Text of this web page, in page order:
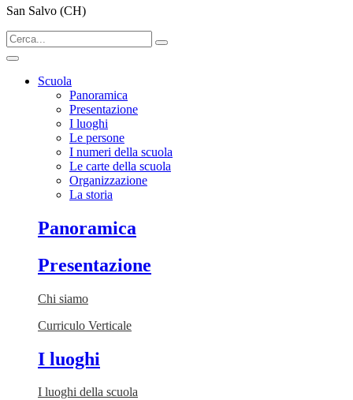
San Salvo (CH)
Scuola
Panoramica
Presentazione
I luoghi
Le persone
I numeri della scuola
Le carte della scuola
Organizzazione
La storia
Panoramica
Presentazione
Chi siamo
Curriculo Verticale
I luoghi
I luoghi della scuola